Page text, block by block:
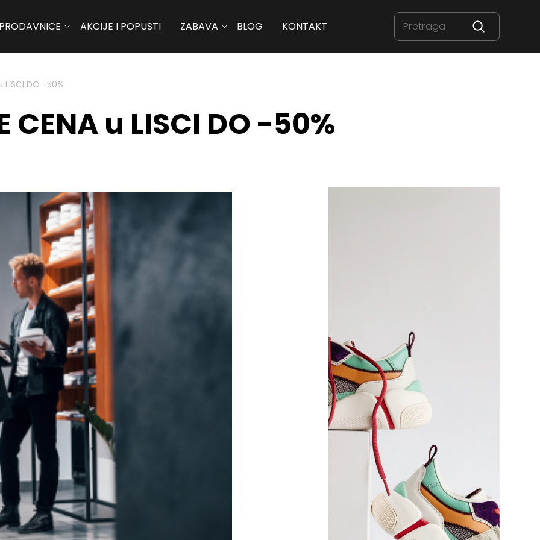
AKCIJE I POPUSTI ZABAVA BLOG KONTAKT
LISCI DO -50%
CENA u LISCI DO -50%